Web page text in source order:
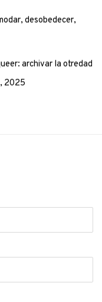
desobedecer,
archivar la otredad
2025